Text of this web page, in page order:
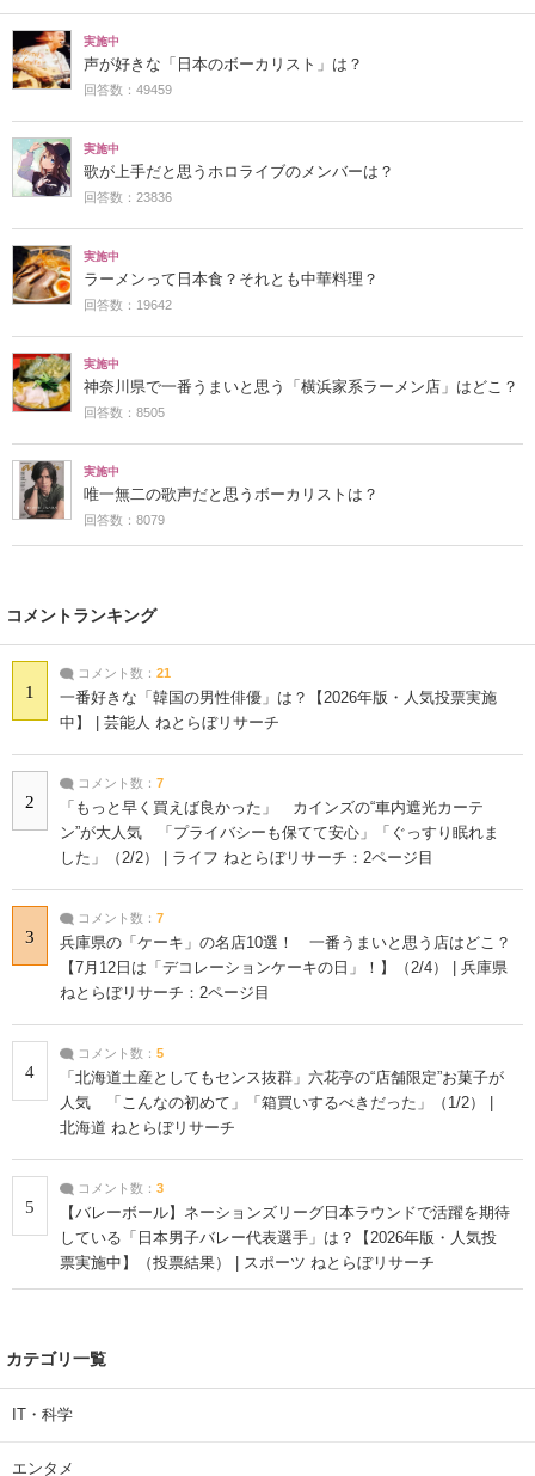
実施中
声が好きな「日本のボーカリスト」は？
回答数：49459
実施中
歌が上手だと思うホロライブのメンバーは？
回答数：23836
実施中
ラーメンって日本食？それとも中華料理？
回答数：19642
実施中
神奈川県で一番うまいと思う「横浜家系ラーメン店」はどこ？
回答数：8505
実施中
唯一無二の歌声だと思うボーカリストは？
回答数：8079
コメントランキング
1
コメント数： 21
一番好きな「韓国の男性俳優」は？【2026年版・人気投票実施
中】 | 芸能人 ねとらぼリサーチ
2
コメント数： 7
「もっと早く買えば良かった」 カインズの“車内遮光カーテ
ン”が大人気 「プライバシーも保てて安心」「ぐっすり眠れま
した」（2/2） | ライフ ねとらぼリサーチ：2ページ目
3
コメント数： 7
兵庫県の「ケーキ」の名店10選！ 一番うまいと思う店はどこ？
【7月12日は「デコレーションケーキの日」！】（2/4） | 兵庫県
ねとらぼリサーチ：2ページ目
4
コメント数： 5
「北海道土産としてもセンス抜群」六花亭の“店舗限定”お菓子が
人気 「こんなの初めて」「箱買いするべきだった」（1/2） |
北海道 ねとらぼリサーチ
5
コメント数： 3
【バレーボール】ネーションズリーグ日本ラウンドで活躍を期待
している「日本男子バレー代表選手」は？【2026年版・人気投
票実施中】（投票結果） | スポーツ ねとらぼリサーチ
カテゴリ一覧
IT・科学
エンタメ